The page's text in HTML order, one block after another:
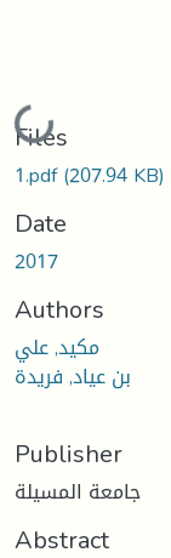
Loading...
Files
1.pdf(207.94 KB)
Date
2017
Authors
مكيد, علي
بن عياد, فريدة
Publisher
جامعة المسيلة
Abstract